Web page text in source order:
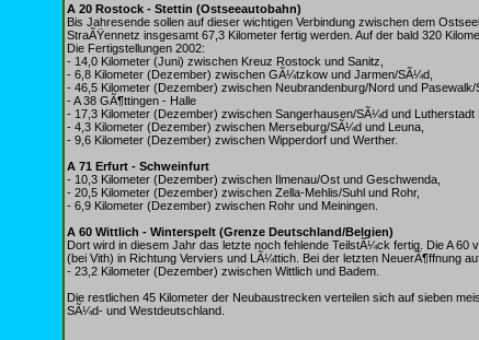
A 20 Rostock - Stettin (Ostseeautobahn)
Bis Jahresende sollen auf dieser wichtigen Verbindung zwischen dem
StraÃŸennetz insgesamt 67,3 Kilometer fertig werden. Auf der bald 320
Die Fertigstellungen 2002:
- 14,0 Kilometer (Juni) zwischen Kreuz Rostock und Sanitz,
- 6,8 Kilometer (Dezember) zwischen GÃ¼tzkow und Jarmen/SÃ¼d,
- 46,5 Kilometer (Dezember) zwischen Neubrandenburg/Nord und Pasewalk/
- A 38 GÃ¶ttingen - Halle
- 17,3 Kilometer (Dezember) zwischen Sangerhausen/SÃ¼d und Lutherstadt
- 4,3 Kilometer (Dezember) zwischen Merseburg/SÃ¼d und Leuna,
- 9,6 Kilometer (Dezember) zwischen Wipperdorf und Werther.
A 71 Erfurt - Schweinfurt
- 10,3 Kilometer (Dezember) zwischen Ilmenau/Ost und Geschwenda,
- 20,5 Kilometer (Dezember) zwischen Zella-Mehlis/Suhl und Rohr,
- 6,9 Kilometer (Dezember) zwischen Rohr und Meiningen.
A 60 Wittlich - Winterspelt (Grenze Deutschland/Belgien)
Dort wird in diesem Jahr das letzte noch fehlende TeilstÃ¼ck fertig. Die A 60
(bei Vith) in Richtung Verviers und LÃ¼ttich. Bei der letzten NeuerÃ¶ffnung
- 23,2 Kilometer (Dezember) zwischen Wittlich und Badem.
Die restlichen 45 Kilometer der Neubaustrecken verteilen sich auf sieben
SÃ¼d- und Westdeutschland.